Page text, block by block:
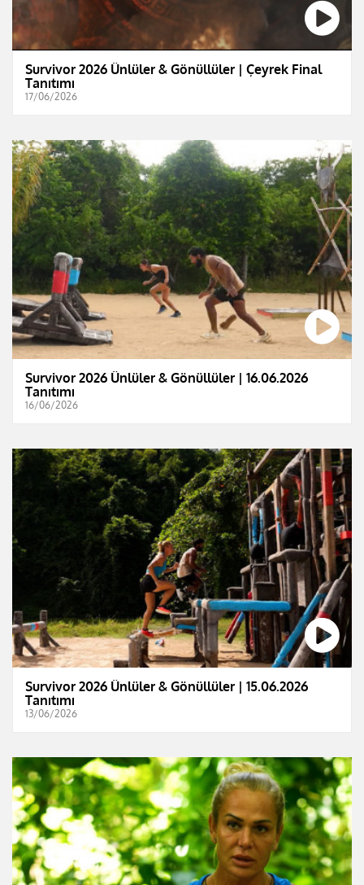
Survivor 2026 Ünlüler & Gönüllüler | Çeyrek Final
Tanıtımı
17/06/2026
Survivor 2026 Ünlüler & Gönüllüler | 16.06.2026
Tanıtımı
16/06/2026
Survivor 2026 Ünlüler & Gönüllüler | 15.06.2026
Tanıtımı
13/06/2026